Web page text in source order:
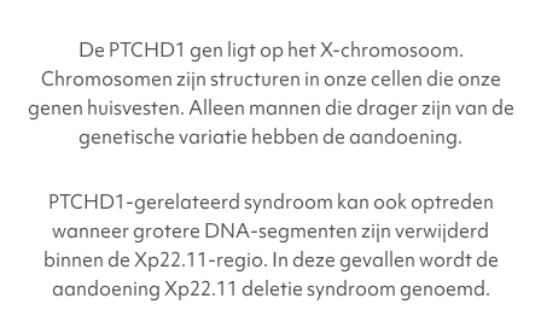
De PTCHD1 gen ligt op het X-chromosoom.
Chromosomen zijn structuren in onze cellen die onze
genen huisvesten. Alleen mannen die drager zijn van de
genetische variatie hebben de aandoening.
PTCHD1-gerelateerdsyndroom kan ook optreden
wanneer grotere DNA-segmenten zijn verwijderd
binnen de Xp22.11-regio. In deze gevallen wordt de
aandoening Xp22.11 deletie syndroom genoemd.